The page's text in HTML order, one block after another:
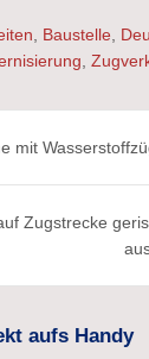
Baustelle
mit
Zugstrecke
aufs Handy